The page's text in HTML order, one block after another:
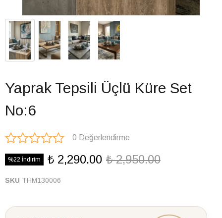
Yaprak Tepsili Üçlü Küre Set
No:6
0 Değerlendirme
%22 İndirim ₺ 2,290.00 ₺ 2,950.00
SKU THM130006